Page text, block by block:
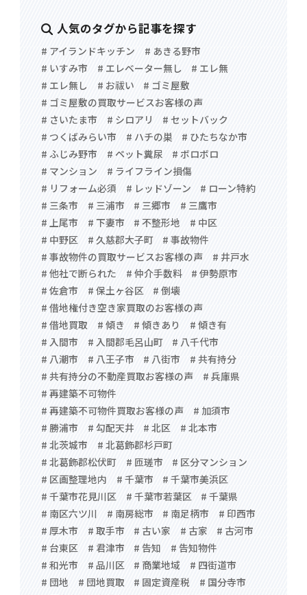
人気のタグから記事を探す
# アイランドキッチン
# あきる野市
# いすみ市
# エレベーター無し
# エレ無
# エレ無し
# お祓い
# ゴミ屋敷
# ゴミ屋敷の買取サービスお客様の声
# さいたま市
# シロアリ
# セットバック
# つくばみらい市
# ハチの巣
# ひたちなか市
# ふじみ野市
# ペット糞尿
# ボロボロ
# マンション
# ライフライン損傷
# リフォーム必須
# レッドゾーン
# ローン特約
# 三条市
# 三浦市 # 三郷市
# 三鷹市
# 上尾市
# 下妻市 # 不整形地
# 中区
# 中野区
# 久慈郡大子町
# 事故物件
# 事故物件の買取サービスお客様の声
# 井戸水
# 他社で断られた
# 仲介手数料
# 伊勢原市
# 佐倉市
# 保土ヶ谷区
# 倒壊
# 借地権付き空き家買取のお客様の声
# 借地買取
# 傾き # 傾きあり
# 傾き有
# 入間市
# 入間郡毛呂山町
# 八千代市
# 八潮市
# 八王子市 # 八街市
# 共有持分
# 共有持分の不動産買取お客様の声
# 兵庫県
# 再建築不可物件
# 再建築不可物件買取お客様の声
# 加須市
# 勝浦市
# 勾配天井 # 北区
# 北本市
# 北茨城市
# 北葛飾郡杉戸町
# 北葛飾郡松伏町
# 匝瑳市
# 区分マンション
# 区画整理地内
# 千葉市
# 千葉市美浜区
# 千葉市花見川区
# 千葉市若葉区
# 千葉県
# 南区六ツ川
# 南房総市 # 南足柄市
# 印西市
# 厚木市
# 取手市 # 古い家 # 古家
# 古河市
# 台東区
# 君津市 # 告知
# 告知物件
# 和光市
# 品川区 # 商業地域
# 四街道市
# 団地
# 団地買取 # 固定資産税
# 国分寺市